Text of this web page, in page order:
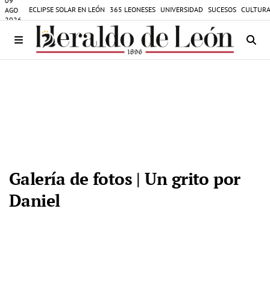
AGO
2026
ECLIPSE SOLAR EN LEÓN 365 LEONESES UNIVERSIDAD SUCESOS
Galería de fotos | Un grito por
Daniel